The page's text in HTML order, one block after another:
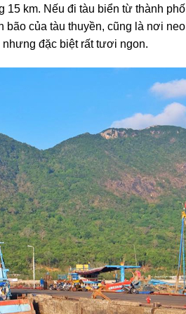
km. Nếu đi tàu biển từ thành
của tàu thuyền, cũng là nơi
nhưng đặc biệt rất tươi ngon.